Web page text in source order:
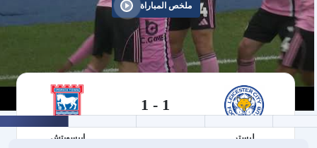
ملخص المباراة
إيبسويتش
1 - 1
ليستر